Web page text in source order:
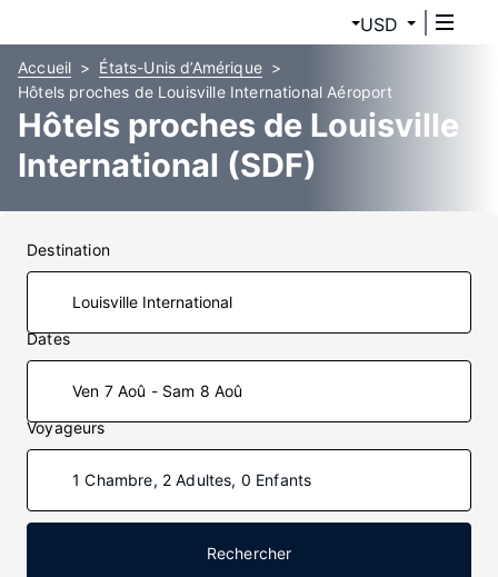
USD
Accueil
États-Unis d’Amérique
Hôtels proches de Louisville International Aéroport
Hôtels proches de Louisville
International (SDF)
Destination
Dates
Ven 7 Aoû - Sam 8 Aoû
Voyageurs
1 Chambre, 2 Adultes, 0 Enfants
Rechercher